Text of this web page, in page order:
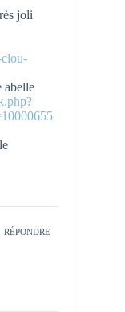
joli
abelle
RÉPONDRE